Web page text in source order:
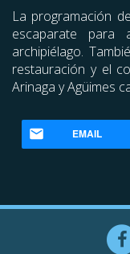
La programación
escaparate para
archipiélago.
restauración y el
Arinaga y Agüimes
EMAIL